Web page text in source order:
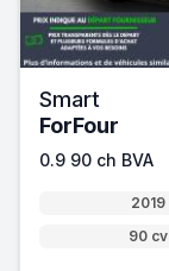
Smart
ForFour
0.9 90 ch BVA
2019
90 cv